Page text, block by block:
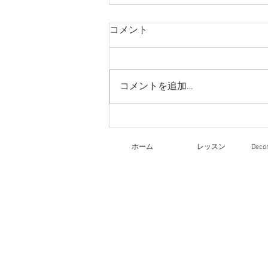
リーガロイヤルホテル大阪
コメント
コメントを追加…
ホーム レッスン